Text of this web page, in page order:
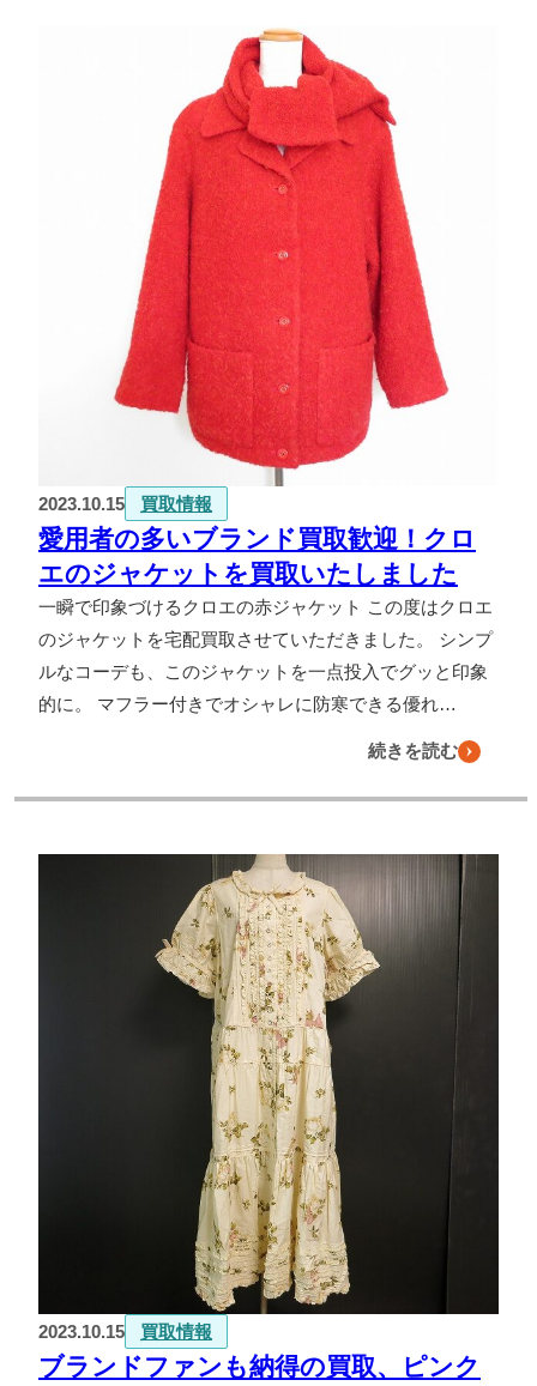
2023.10.15 買取情報
愛用者の多いブランド買取歓迎！クロ
エのジャケットを買取いたしました
一瞬で印象づけるクロエの赤ジャケット この度はクロエ
のジャケットを宅配買取させていただきました。 シンプ
ルなコーデも、このジャケットを一点投入でグッと印象
的に。 マフラー付きでオシャレに防寒できる優れ…
続きを読む
2023.10.15 買取情報
ブランドファンも納得の買取、ピンク